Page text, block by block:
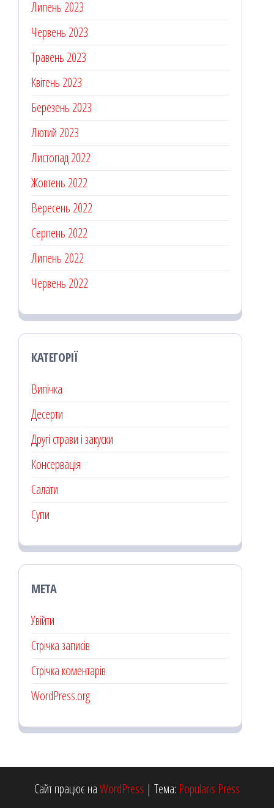
Липень 2023
Червень 2023
Травень 2023
Квітень 2023
Березень 2023
Лютий 2023
Листопад 2022
Жовтень 2022
Вересень 2022
Серпень 2022
Липень 2022
Червень 2022
КАТЕГОРІЇ
Випічка
Десерти
Другі страви і закуски
Консервація
Салати
Супи
МЕТА
Увійти
Стрічка записів
Стрічка коментарів
WordPress.org
Сайт працює наWordPress | Тема: Popularis Press